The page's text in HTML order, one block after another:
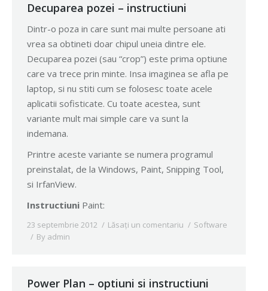
Decuparea pozei – instructiuni
Dintr-o poza in care sunt mai multe persoane ati
vrea sa obtineti doar chipul uneia dintre ele.
Decuparea pozei (sau “crop”) este prima optiune
care va trece prin minte. Insa imaginea se afla pe
laptop, si nu stiti cum se folosesc toate acele
aplicatii sofisticate. Cu toate acestea, sunt
variante mult mai simple care va sunt la
indemana.
Printre aceste variante se numera programul
preinstalat, de la Windows, Paint, Snipping Tool,
si IrfanView.
Instructiuni Paint:
23 septembrie 2012 Lăsați un comentariu
Software
By admin
Power Plan – optiuni si instructiuni